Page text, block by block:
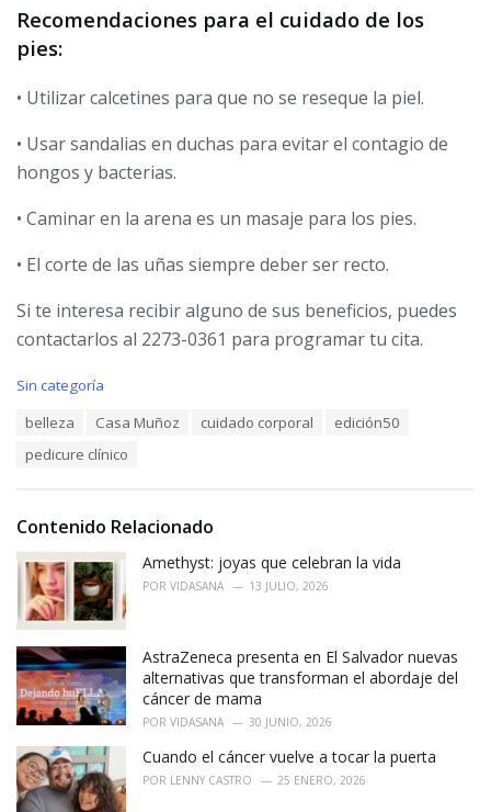
Recomendaciones para el cuidado de los
pies:
• Utilizar calcetines para que no se reseque la piel.
• Usar sandalias en duchas para evitar el contagio de
hongos y bacterias.
• Caminar en la arena es un masaje para los pies.
• El corte de las uñas siempre deber ser recto.
Si te interesa recibir alguno de sus beneficios, puedes
contactarlos al 2273-0361 para programar tu cita.
C
i
s
Sin categoría
belleza Casa Muñoz cuidado corporal
edición50
pedicure clínico
Contenido Relacionado
Amethyst: joyas que celebran la vida
POR VIDASANA 13 JULIO, 2026
AstraZeneca presenta en El Salvador nuevas
alternativas que transforman el abordaje del
cáncer de mama
POR VIDASANA 30 JUNIO, 2026
Cuando el cáncer vuelve a tocar la puerta
POR LENNY CASTRO 25 ENERO, 2026